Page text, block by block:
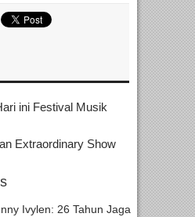
ini Festival Musik
Extraordinary Show
Ivylen: 26 Tahun Jaga